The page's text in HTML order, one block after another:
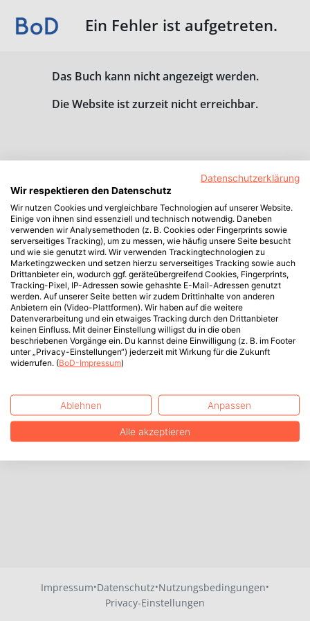
Ein Fehler ist aufgetreten.
Das Buch kann nicht angezeigt werden.
Die Website ist zurzeit nicht erreichbar.
Impressum·Datenschutz·Nutzungsbedingungen·
Privacy-Einstellungen
Datenschutzerklärung
Wir respektieren den Datenschutz
Wir nutzen Cookies und vergleichbare Technologien auf unserer Website.
Einige von ihnen sind essenziell und technisch notwendig. Daneben
verwenden wir Analysemethoden (z. B. Cookies oder Fingerprints sowie
serverseitiges Tracking), um zu messen, wie häufig unsere Seite besucht
und wie sie genutzt wird. Wir verwenden Trackingtechnologien zu
Marketingzwecken und setzen hierzu serverseitiges Tracking sowie auch
Drittanbieter ein, wodurch ggf. geräteübergreifend Cookies, Fingerprints,
Tracking-Pixel, IP-Adressen sowie gehashte E-Mail-Adressen genutzt
werden. Auf unserer Seite betten wir zudem Drittinhalte von anderen
Anbietern ein (Video-Plattformen). Wir haben auf die weitere
Datenverarbeitung und ein etwaiges Tracking durch den Drittanbieter
keinen Einfluss. Mit deiner Einstellung willigst du in die oben
beschriebenen Vorgänge ein. Du kannst deine Einwilligung (z. B. im Footer
unter „Privacy-Einstellungen“) jederzeit mit Wirkung für die Zukunft
widerrufen. (BoD-Impressum)
Ablehnen Anpassen
Alle akzeptieren